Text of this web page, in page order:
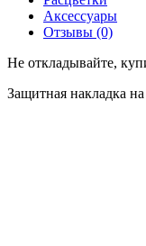
Аксессуары
Отзывы (0)
Не откладывайте,
Защитная накладка